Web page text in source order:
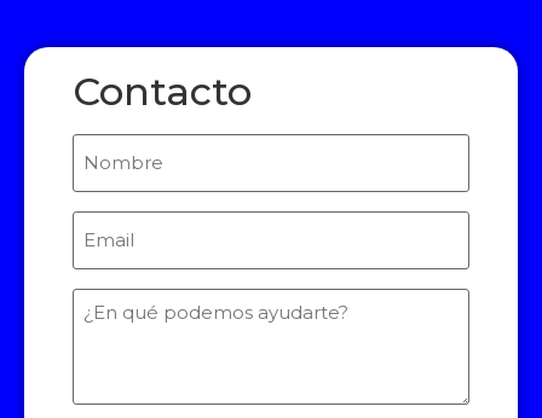
Contacto
Nombre
Email
(Required)
¿En
qué